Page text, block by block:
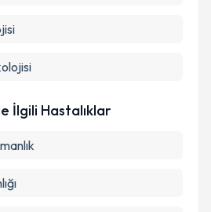
İlgili Hastalıklar